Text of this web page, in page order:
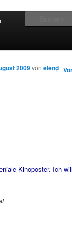
wechseln
←
2009vonelend
Kinoposter. Ich